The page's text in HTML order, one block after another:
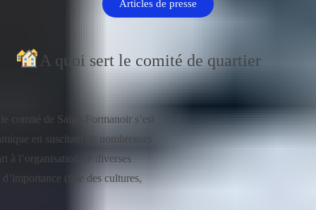
Articles de presse
A quoi sert le comité de quartier
comité de Saige-Formanoir s’est
en suscitant de nombreuses
à l’organisation de diverses
(fête des cultures,